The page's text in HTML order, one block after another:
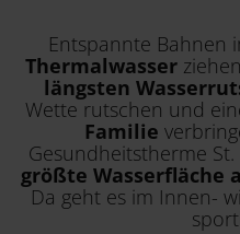
Entspannte Bahnen
Thermalwasser
längsten
Wette rutschen und
Familie
Gesundheitstherme
größte Wasserfläche
Da geht es im Innen-